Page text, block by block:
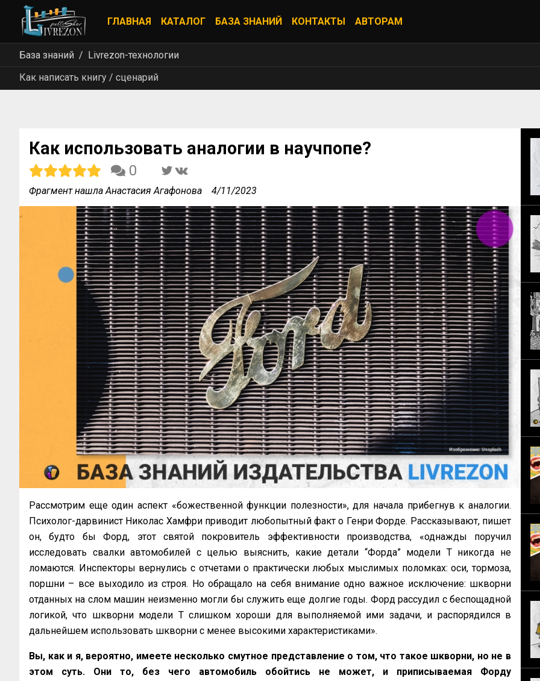
ГЛАВНАЯ КАТАЛОГ БАЗА ЗНАНИЙ КОНТАКТЫ АВТОРАМ
База знаний
Livrezon-технологии
Как написать книгу / сценарий
Как использовать аналогии в научпопе?
0
Фрагмент нашла Анастасия Агафонова 4/11/2023
Рассмотрим еще один аспект «божественной функции полезности», для начала прибегнув к аналогии.
Психолог-дарвинист Николас Хамфри приводит любопытный факт о Генри Форде. Рассказывают, пишет
он, будто бы Форд, этот святой покровитель эффективности производства, «однажды поручил
исследовать свалки автомобилей с целью выяснить, какие детали “Форда” модели Т никогда не
ломаются. Инспекторы вернулись с отчетами о практически любых мыслимых поломках: оси, тормоза,
поршни – все выходило из строя. Но обращало на себя внимание одно важное исключение: шкворни
отданных на слом машин неизменно могли бы служить еще долгие годы. Форд рассудил с беспощадной
логикой, что шкворни модели Т слишком хороши для выполняемой ими задачи, и распорядился в
дальнейшем использовать шкворни с менее высокими характеристиками».
Вы, как и я, вероятно, имеете несколько смутное представление о том, что такое шкворни, но не в
этом суть. Они то, без чего автомобиль обойтись не может, и приписываемая Форду